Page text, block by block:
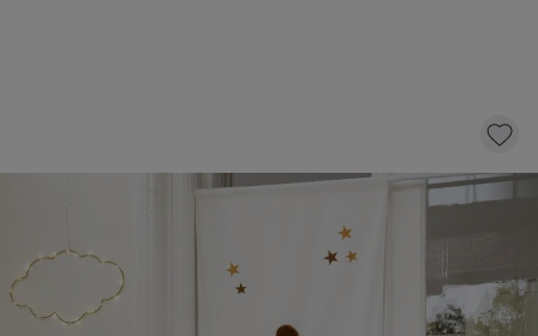
THÉÂTRE DE MARIONNETTES POUR PORTE
49,
dont éco-participation 0,29